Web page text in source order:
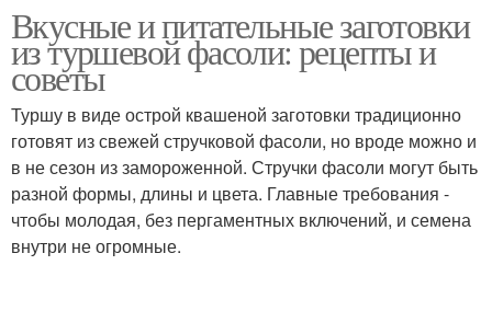
Заготовки из фасоли
соку
Консервированная
фасоль
Фасоль на зиму
Вкусные и питательные заготовки
из туршевой фасоли: рецепты и
советы
Туршу в виде острой квашеной заготовки традиционно
готовят из свежей стручковой фасоли, но вроде можно и
в не сезон из замороженной. Стручки фасоли могут быть
разной формы, длины и цвета. Главные требования -
чтобы молодая, без пергаментных включений, и семена
внутри не огромные.